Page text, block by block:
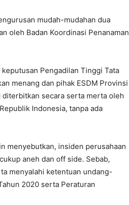
mudah-mudahan dua
oleh Badan Koordinasi Penanaman
Pengadilan Tinggi Tata
menang dan pihak ESDM Provinsi
diterbitkan secara serta merta oleh
Indonesia, tanpa ada
menyebutkan, insiden perusahaan
aneh dan off side. Sebab,
menyalahi ketentuan undang-
2020 serta Peraturan